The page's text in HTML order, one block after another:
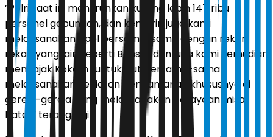
”Polri saat ini menurunkan kurang lebih 147 ribu
personel gabungan, dan kemarin juga kami
melaksanakan apel bersama-sama dengan rekan
rekan yang lain seperti Banser dan juga kami kemudian
mengajak Kokam , untuk ikut bersama-sama
melaksanakan kegiatan pengamanan khususnya di
gereja-gereja yang melaksanakan perayaan misa
Natal,” terang Sigit.